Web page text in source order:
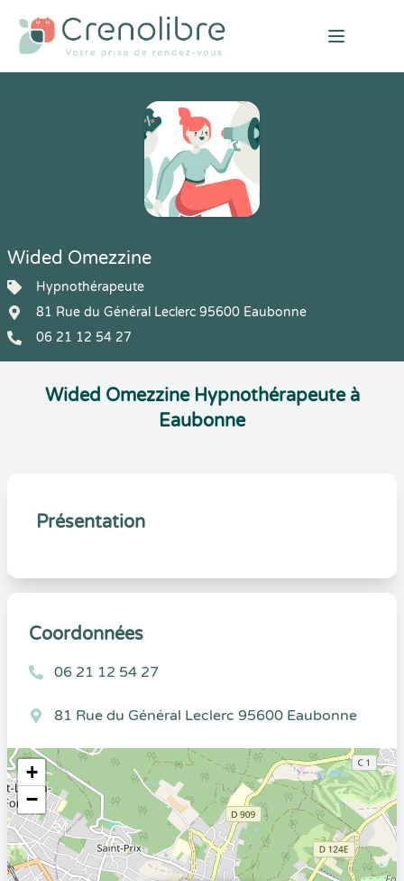
Open
Wided Omezzine
Hypnothérapeute
81 Rue du Général Leclerc 95600 Eaubonne
06 21 12 54 27
Wided Omezzine Hypnothérapeute à
Eaubonne
Présentation
Coordonnées
06 21 12 54 27
81 Rue du Général Leclerc 95600 Eaubonne
+
−